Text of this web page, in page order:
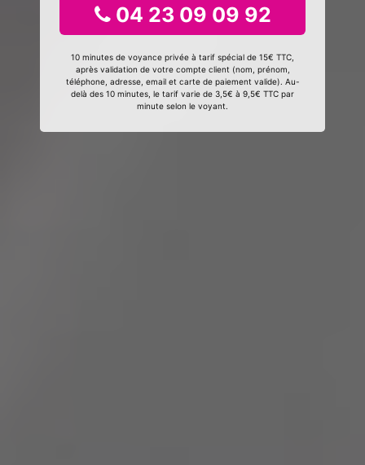
04 23 09 09 92
10 minutes de voyance privée à tarif spécial de 15€ TTC,
après validation de votre compte client (nom, prénom,
téléphone, adresse, email et carte de paiement valide). Au-
delà des 10 minutes, le tarif varie de 3,5€ à 9,5€ TTC par
minute selon le voyant.